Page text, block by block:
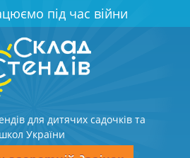
під час війни
для дитячих садочків та
школ України